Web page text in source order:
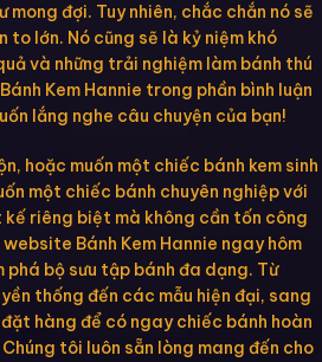
mong đợi. Tuy nhiên, chắc chắn nó sẽ
lớn. Nó cũng sẽ là kỷ niệm khó
và những trải nghiệm làm bánh thú
Kem Hannie trong phần bình luận
lắng nghe câu chuyện của bạn!
hoặc muốn một chiếc bánh kem sinh
một chiếc bánh chuyên nghiệp với
riêng biệt mà không cần tốn công
Bánh Kem Hannie ngay hôm
phá bộ sưu tập bánh đa dạng. Từ
thống đến các mẫu hiện đại, sang
hàng để có ngay chiếc bánh hoàn
tôi luôn sẵn lòng mang đến cho